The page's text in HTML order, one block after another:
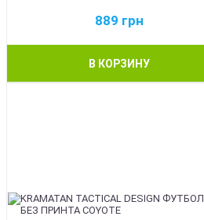
889 грн
В КОРЗИНУ